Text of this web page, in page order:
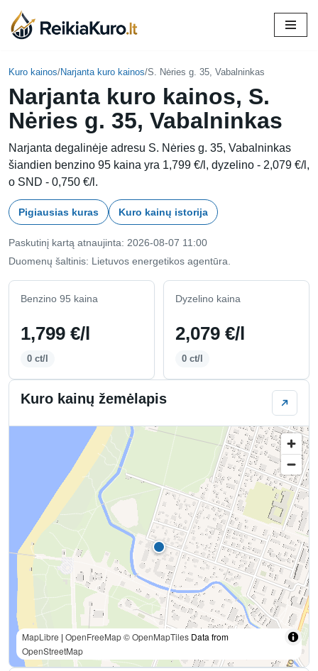
Skip
content
Kuro kainos/Narjanta kuro kainos/S. Nėries g. 35, Vabalninkas
Narjanta kuro kainos, S.
Nėries g. 35, Vabalninkas
Narjanta degalinėje adresu S. Nėries g. 35, Vabalninkas
šiandien benzino 95 kaina yra 1,799 €/l, dyzelino - 2,079 €/l,
o SND - 0,750 €/l.
Pigiausias kuras Kuro kainų istorija
Paskutinį kartą atnaujinta: 2026-08-07 11:00
Duomenų šaltinis: Lietuvos energetikos agentūra.
Benzino 95 kaina
1,799 €/l
0 ct/l
Dyzelino kaina
2,079 €/l
0 ct/l
Kuro kainų žemėlapis
MapLibre | OpenFreeMap© OpenMapTiles Data from
OpenStreetMap